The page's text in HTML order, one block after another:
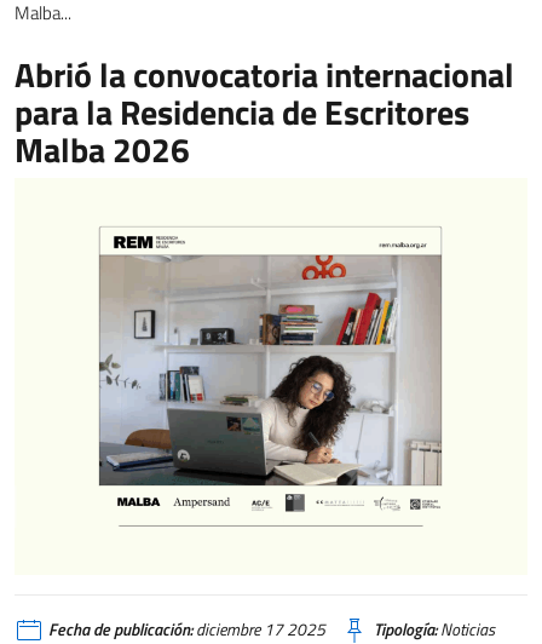
Malba...
Abrió la convocatoria internacional
para la Residencia de Escritores
Malba 2026
Fecha de publicación:diciembre 17 2025 Tipología:Noticias